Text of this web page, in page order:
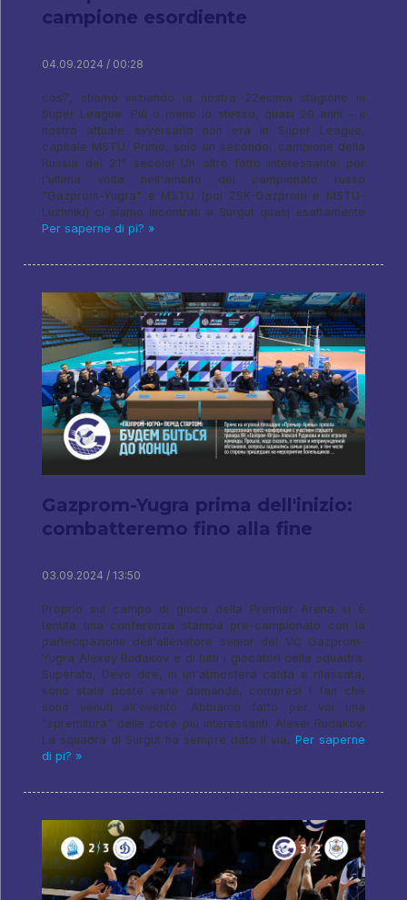
campione esordiente
04.09.2024 / 00:28
cos?, stiamo iniziando la nostra 22esima stagione in
Super League. Più o meno lo stesso, quasi 20 anni – il
nostro attuale avversario non era in Super League,
capitale MSTU. Primo, solo un secondo, campione della
Russia del 21° secolo! Un altro fatto interessante: per
l'ultima volta nell'ambito del campionato russo
"Gazprom-Yugra" e MSTU (poi ZSK-Gazprom e MSTU-
Luzhniki) ci siamo incontrati a Surgut quasi esattamente
Per saperne di pi? »
Gazprom-Yugra prima dell'inizio:
combatteremo fino alla fine
03.09.2024 / 13:50
Proprio sul campo di gioco della Premier Arena si è
tenuta una conferenza stampa pre-campionato con la
partecipazione dell'allenatore senior del VC Gazprom-
Yugra Alexey Rudakov e di tutti i giocatori della squadra.
Superato, Devo dire, in un'atmosfera calda e rilassata,
sono state poste varie domande, compresi i fan che
sono venuti all'evento. Abbiamo fatto per voi una
“spremitura” delle cose più interessanti. Alexei Rudakov:
La squadra di Surgut ha sempre dato il via, Per saperne
di pi? »